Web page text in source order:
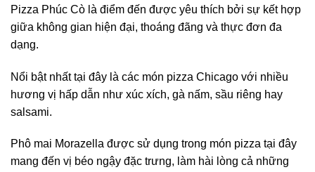
Pizza Phúc Cò là điểm đến được yêu thích bởi sự kết hợp
giữa không gian hiện đại, thoáng đãng và thực đơn đa
dạng.
Nổi bật nhất tại đây là các món pizza Chicago với nhiều
hương vị hấp dẫn như xúc xích, gà nấm, sầu riêng hay
salsami.
Phô mai Morazella được sử dụng trong món pizza tại đây
mang đến vị béo ngậy đặc trưng, làm hài lòng cả những